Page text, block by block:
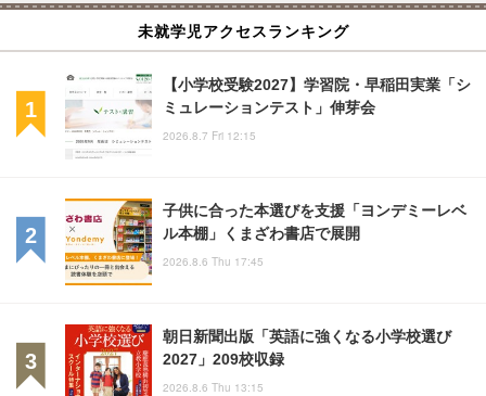
未就学児アクセスランキング
【小学校受験2027】学習院・早稲田実業「シ
ミュレーションテスト」伸芽会
2026.8.7 Fri 12:15
子供に合った本選びを支援「ヨンデミーレベ
ル本棚」くまざわ書店で展開
2026.8.6 Thu 17:45
朝日新聞出版「英語に強くなる小学校選び
2027」209校収録
2026.8.6 Thu 13:15